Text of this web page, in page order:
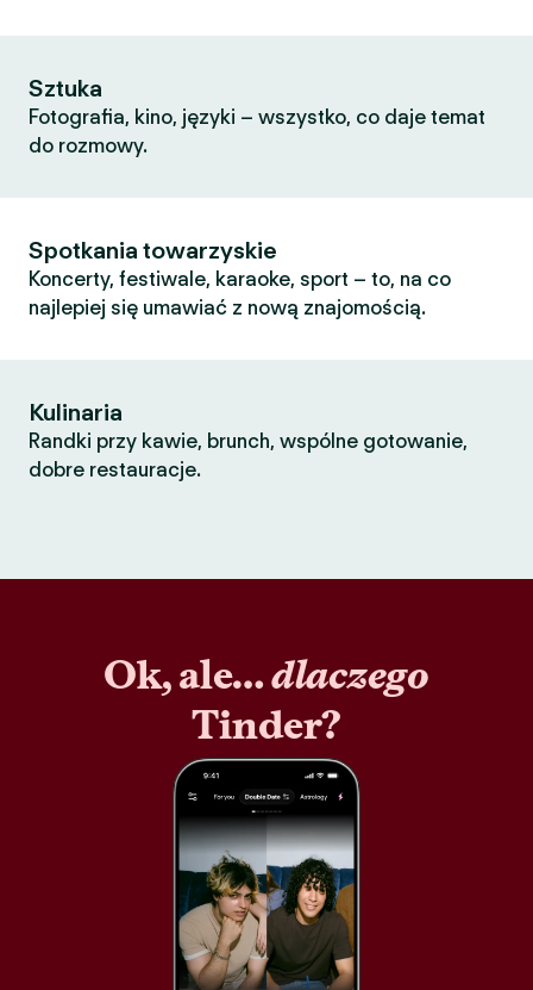
Sztuka
Fotografia, kino, języki – wszystko, co daje temat
do rozmowy.
Spotkania towarzyskie
Koncerty, festiwale, karaoke, sport – to, na co
najlepiej się umawiać z nową znajomością.
Kulinaria
Randki przy kawie, brunch, wspólne gotowanie,
dobre restauracje.
Ok, ale…dlaczego
Tinder?